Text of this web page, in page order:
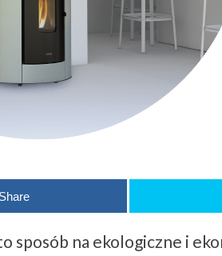
Share
sposób na ekologiczne i